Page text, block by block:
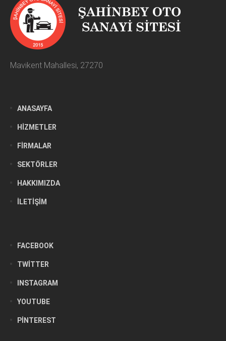
Mavikent Mahallesi, 27270
ANASAYFA
HIZMETLER
FIRMALAR
SEKTÖRLER
HAKKIMIZDA
İLETIŞIM
FACEBOOK
TWITTER
INSTAGRAM
YOUTUBE
PINTEREST